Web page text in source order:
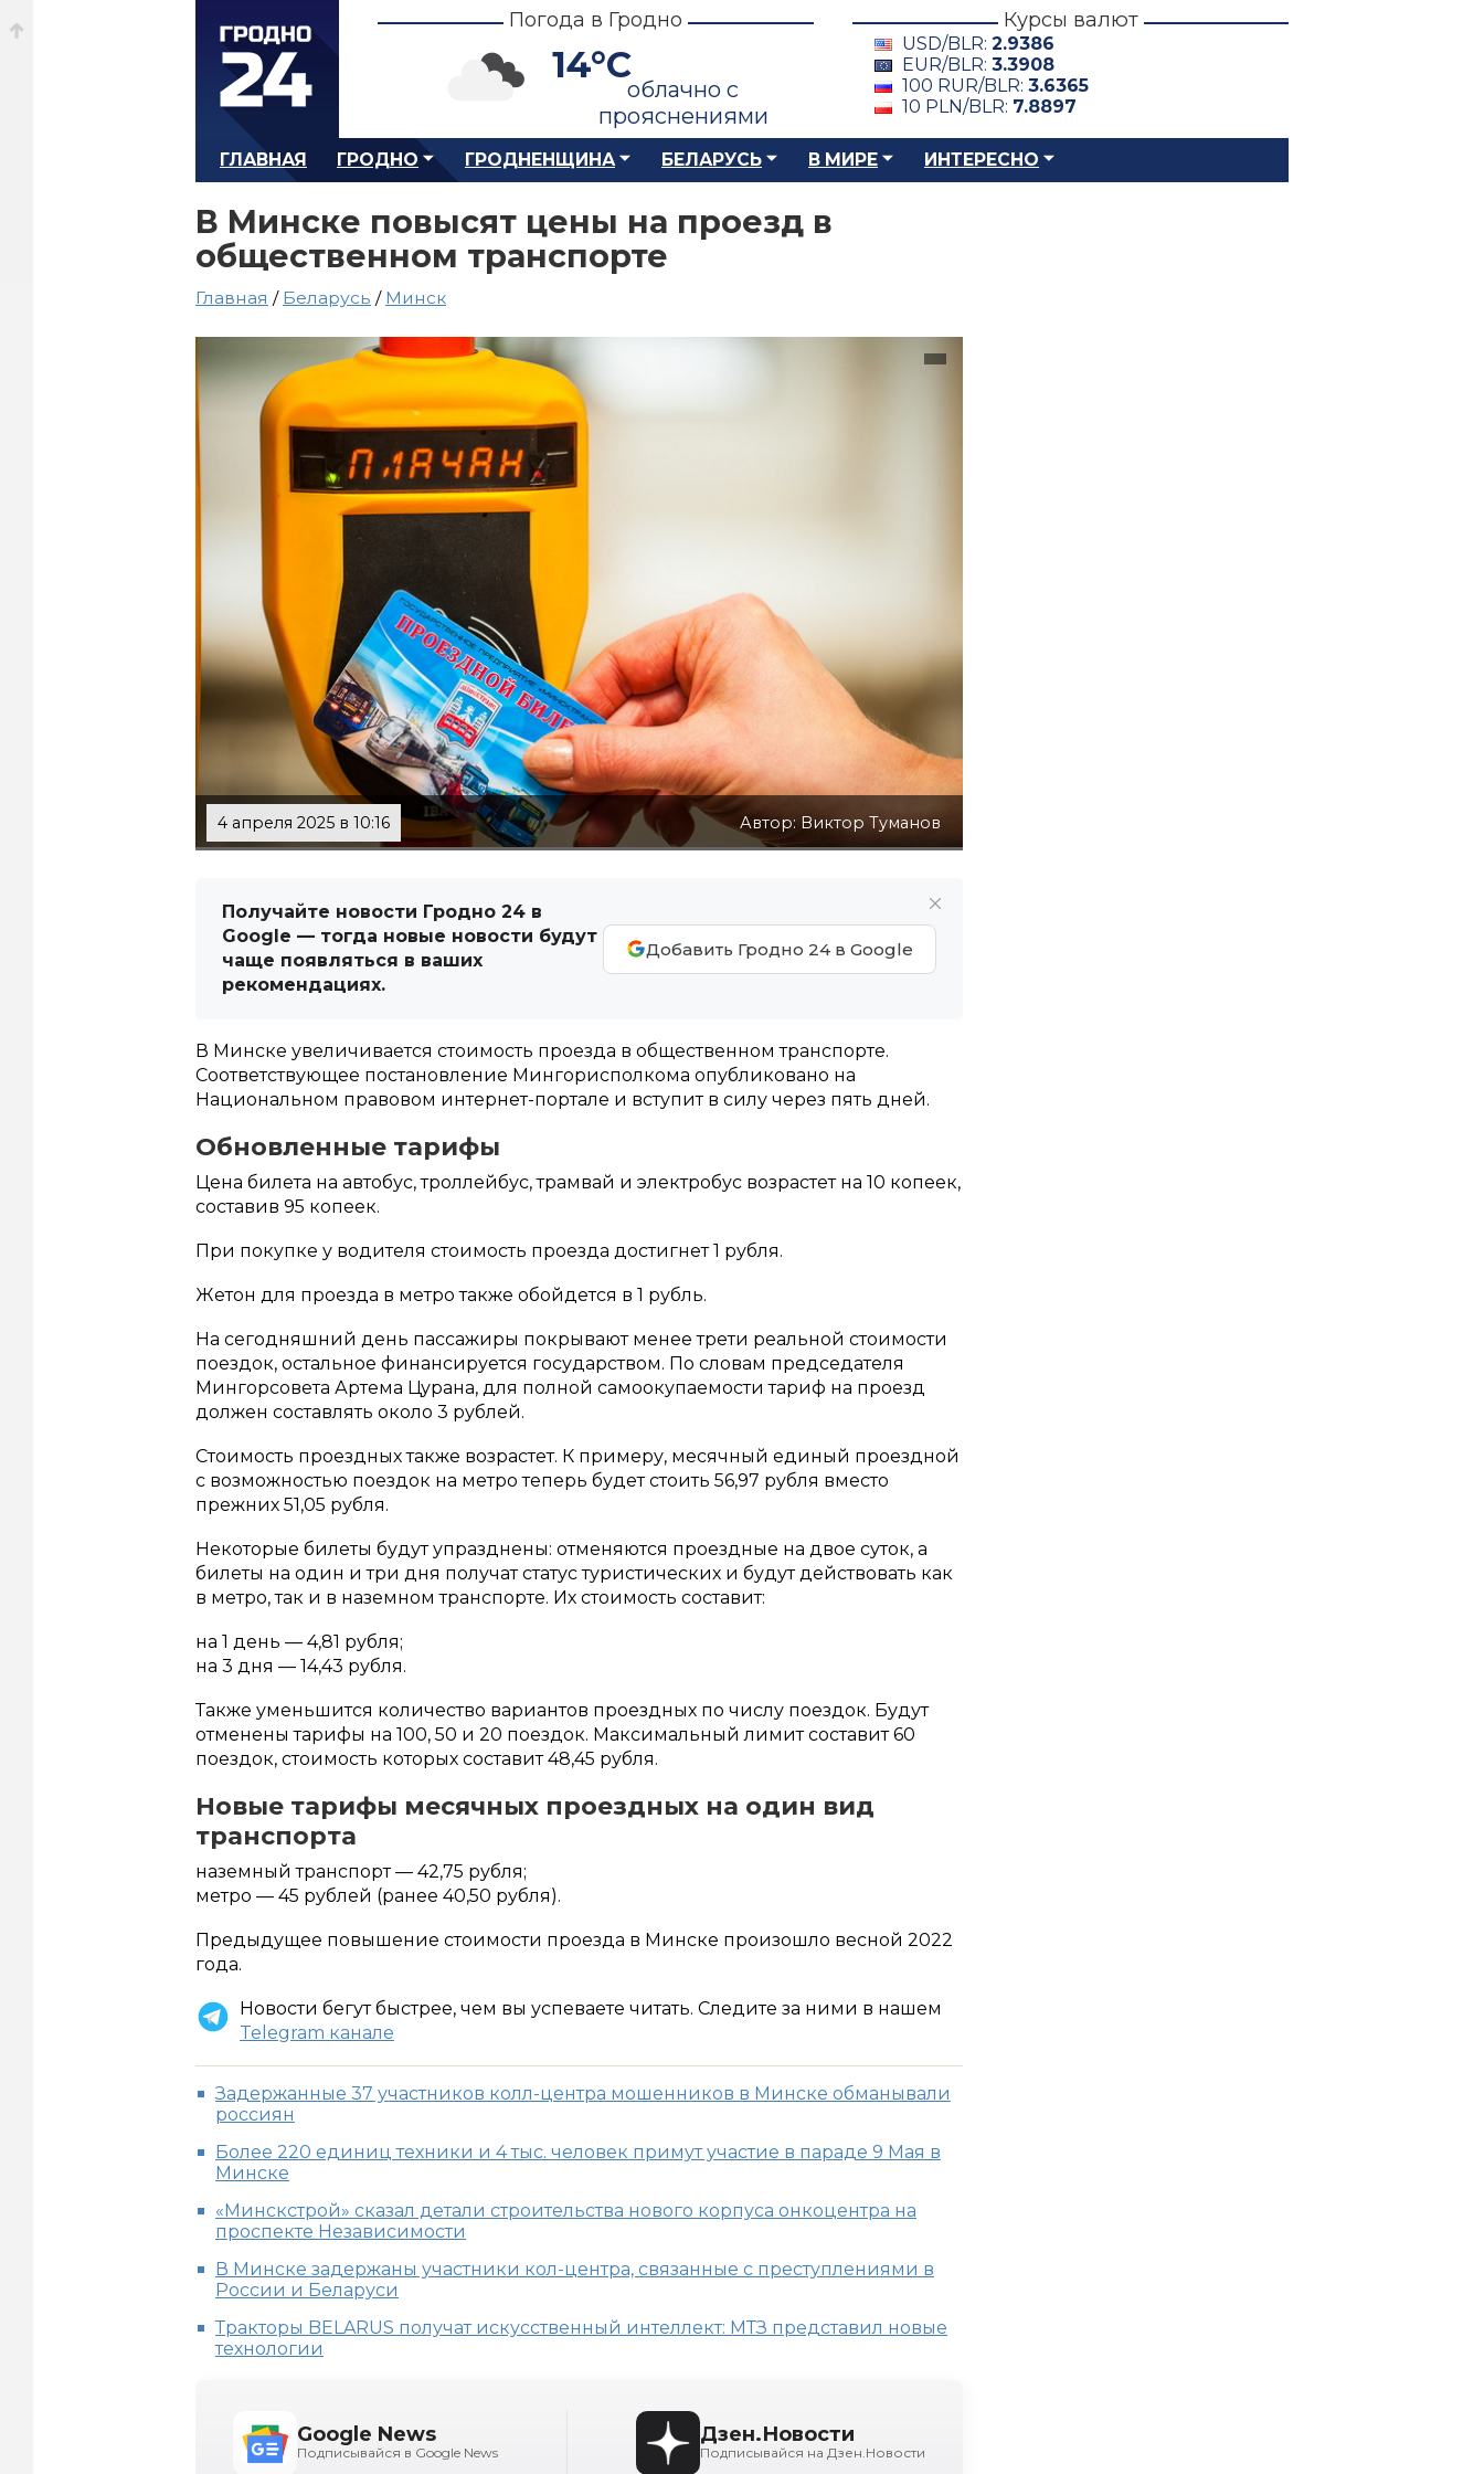
Погода в Гродно
14°C
облачно с
прояснениями
Курсы валют
USD/BLR: 2.9386
EUR/BLR: 3.3908
100 RUR/BLR: 3.6365
10 PLN/BLR: 7.8897
ГЛАВНАЯ ГРОДНО ГРОДНЕНЩИНА БЕЛАРУСЬ В МИРЕ ИНТЕРЕСНО
В Минске повысят цены на проезд в
общественном транспорте
Главная / Беларусь / Минск
4 апреля 2025 в 10:16 Автор: Виктор Туманов
Получайте новости Гродно 24 в
Google — тогда новые новости будут
чаще появляться в ваших
рекомендациях.
Добавить Гродно 24 в Google
В Минске увеличивается стоимость проезда в общественном транспорте.
Соответствующее постановление Мингорисполкома опубликовано на
Национальном правовом интернет-портале и вступит в силу через пять дней.
Обновленные тарифы
Цена билета на автобус, троллейбус, трамвай и электробус возрастет на 10 копеек,
составив 95 копеек.
При покупке у водителя стоимость проезда достигнет 1 рубля.
Жетон для проезда в метро также обойдется в 1 рубль.
На сегодняшний день пассажиры покрывают менее трети реальной стоимости
поездок, остальное финансируется государством. По словам председателя
Мингорсовета Артема Цурана, для полной самоокупаемости тариф на проезд
должен составлять около 3 рублей.
Стоимость проездных также возрастет. К примеру, месячный единый проездной
с возможностью поездок на метро теперь будет стоить 56,97 рубля вместо
прежних 51,05 рубля.
Некоторые билеты будут упразднены: отменяются проездные на двое суток, а
билеты на один и три дня получат статус туристических и будут действовать как
в метро, так и в наземном транспорте. Их стоимость составит:
на 1 день — 4,81 рубля;
на 3 дня — 14,43 рубля.
Также уменьшится количество вариантов проездных по числу поездок. Будут
отменены тарифы на 100, 50 и 20 поездок. Максимальный лимит составит 60
поездок, стоимость которых составит 48,45 рубля.
Новые тарифы месячных проездных на один вид
транспорта
наземный транспорт — 42,75 рубля;
метро — 45 рублей (ранее 40,50 рубля).
Предыдущее повышение стоимости проезда в Минске произошло весной 2022
года.
Новости бегут быстрее, чем вы успеваете читать. Следите за ними в нашем
Telegram канале
Задержанные 37 участников колл-центра мошенников в Минске обманывали
россиян
Более 220 единиц техники и 4 тыс. человек примут участие в параде 9 Мая в
Минске
«Минскстрой» сказал детали строительства нового корпуса онкоцентра на
проспекте Независимости
В Минске задержаны участники кол-центра, связанные с преступлениями в
России и Беларуси
Тракторы BELARUS получат искусственный интеллект: МТЗ представил новые
технологии
Google News
Подписывайся в Google News
Дзен.Новости
Подписывайся на Дзен.Новости